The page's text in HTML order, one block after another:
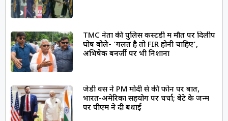
TMC नेता की पुलिस कस्टडी में मौत पर दिलीप
घोष बोले- ‘गलत है तो FIR होनी चाहिए’,
अभिषेक बनर्जी पर भी निशाना
जेडी वेंस ने PM मोदी से की फोन पर बात,
भारत-अमेरिका सहयोग पर चर्चा; बेटे के जन्म
पर पीएम ने दी बधाई